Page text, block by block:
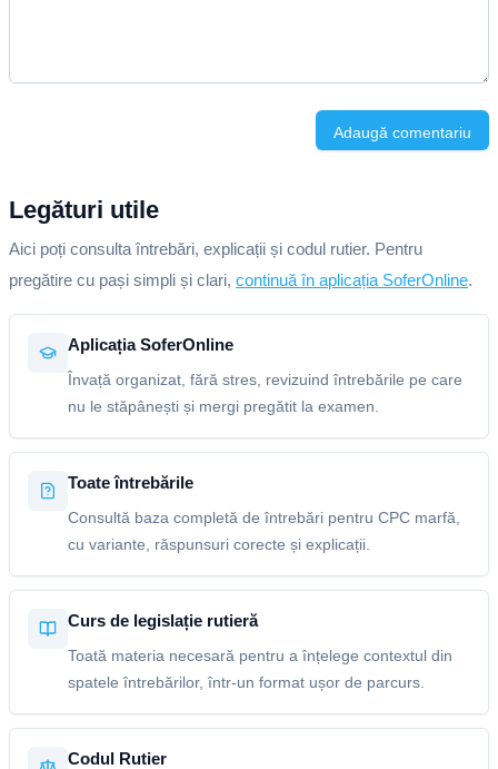
Adaugă comentariu
Legături utile
Aici poți consulta întrebări, explicații și codul rutier. Pentru
pregătire cu pași simpli și clari, continuă în aplicația SoferOnline.
Aplicația SoferOnline
Învață organizat, fără stres, revizuind întrebările pe care
nu le stăpânești și mergi pregătit la examen.
Toate întrebările
Consultă baza completă de întrebări pentru CPC marfă,
cu variante, răspunsuri corecte și explicații.
Curs de legislație rutieră
Toată materia necesară pentru a înțelege contextul din
spatele întrebărilor, într-un format ușor de parcurs.
Codul Rutier